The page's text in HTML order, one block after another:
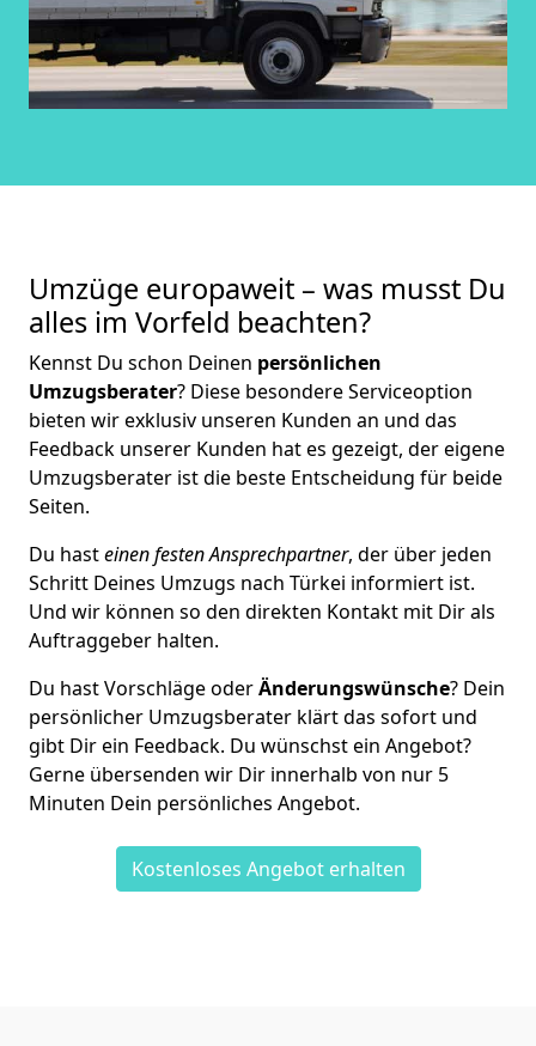
Umzüge europaweit – was musst Du
alles im Vorfeld beachten?
Kennst Du schon Deinen persönlichen
Umzugsberater? Diese besondere Serviceoption
bieten wir exklusiv unseren Kunden an und das
Feedback unserer Kunden hat es gezeigt, der eigene
Umzugsberater ist die beste Entscheidung für beide
Seiten.
Du hasteinen festen Ansprechpartner, der über jeden
Schritt Deines Umzugs nach Türkei informiert ist.
Und wir können so den direkten Kontakt mit Dir als
Auftraggeber halten.
Du hast Vorschläge oderÄnderungswünsche? Dein
persönlicher Umzugsberater klärt das sofort und
gibt Dir ein Feedback. Du wünschst ein Angebot?
Gerne übersenden wir Dir innerhalb von nur 5
Minuten Dein persönliches Angebot.
Kostenloses Angebot erhalten